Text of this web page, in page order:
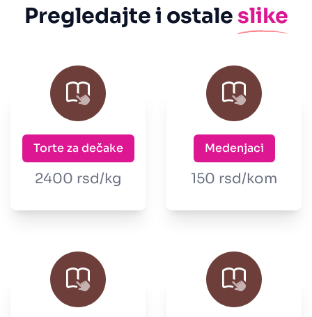
Pregledajte i ostaleslike
Torte za dečake
2400 rsd/kg
Medenjaci
150 rsd/kom